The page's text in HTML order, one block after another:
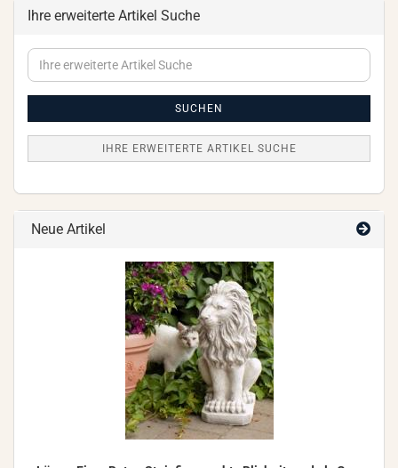
Ihre erweiterte Artikel Suche
Ihre
erweiterte
Artikel
SUCHEN
IHRE ERWEITERTE ARTIKEL SUCHE
Neue Artikel